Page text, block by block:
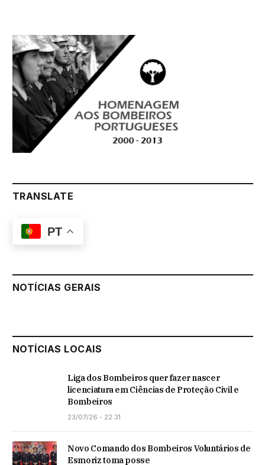
TRANSLATE
PT
NOTÍCIAS GERAIS
NOTÍCIAS LOCAIS
Liga dos Bombeiros quer fazer nascer
licenciatura em Ciências de Proteção Civil e
Bombeiros
23/07/26 - 22:31
Novo Comando dos Bombeiros Voluntários de
Esmoriz toma posse